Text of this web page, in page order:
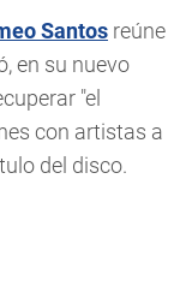
Santos reúne
en su nuevo
"el
con artistas a
del disco.